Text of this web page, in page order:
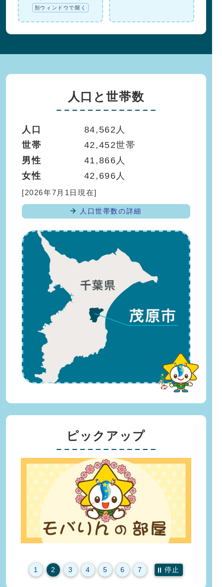
別ウィンドウで開く
人口と世帯数
人口
84,562人
世帯
42,452世帯
男性
41,866人
女性
42,696人
[2026年7月1日現在]
人口世帯数の詳細
ピックアップ
1 2 3 4 5 6 7 停止